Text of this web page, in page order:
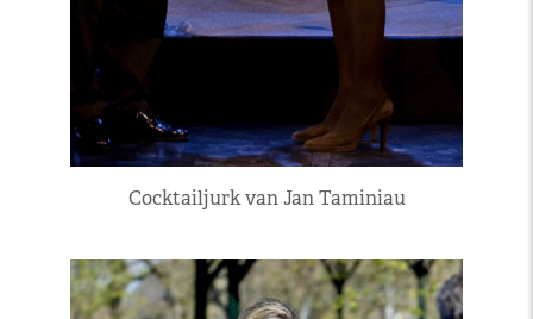
Cocktailjurk van Jan Taminiau